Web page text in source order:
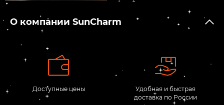
О компании SunCharm
Доступные цены
Удобная и быстрая
доставка по России